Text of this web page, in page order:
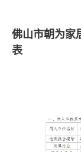
佛山市朝为家
表